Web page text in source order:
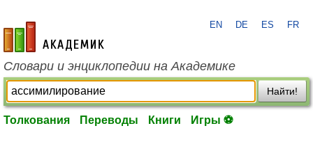
academic.ru
EN DE ES FR
Словари и энциклопедии на Академике
Найти!
Толкования Переводы Книги Игры ⚽